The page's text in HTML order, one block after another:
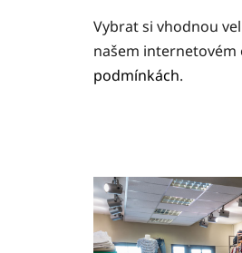
Vybrat si vhodnou
našem internetovém
podmínkách.